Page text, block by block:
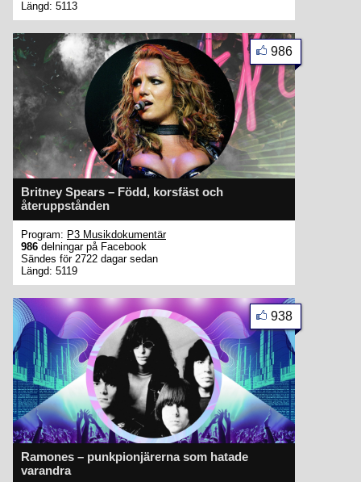
Längd: 5113
Britney Spears – Född, korsfäst och
återuppstånden
986
Program: P3 Musikdokumentär
986 delningar på Facebook
Sändes för 2722 dagar sedan
Längd: 5119
Ramones – punkpionjärerna som hatade
varandra
938